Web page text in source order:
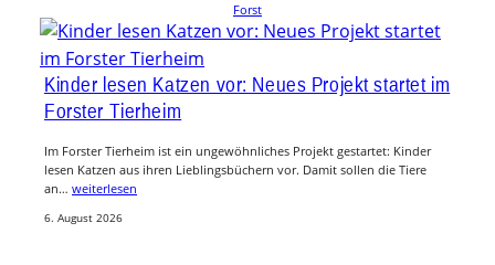
Forst
Kinder lesen Katzen vor: Neues Projekt startet im
Forster Tierheim
Im Forster Tierheim ist ein ungewöhnliches Projekt gestartet: Kinder
lesen Katzen aus ihren Lieblingsbüchern vor. Damit sollen die Tiere
an… weiterlesen
6. August 2026